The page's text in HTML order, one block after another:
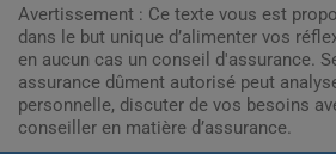
Avertissement : Ce texte vous est
dans le but unique d’alimenter vos
en aucun cas un conseil d'assurance.
assurance dûment autorisé peut
personnelle, discuter de vos besoins
conseiller en matière d’assurance.